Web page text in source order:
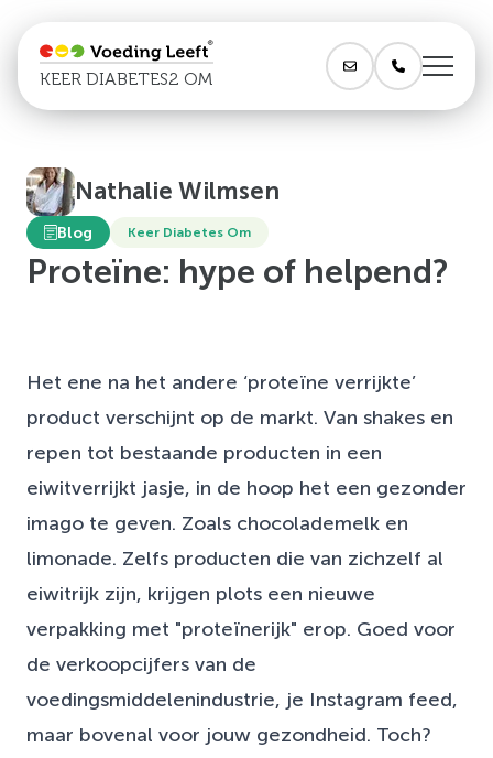
KEER DIABETES2 OM
Nathalie Wilmsen
Blog Keer Diabetes Om
Proteïne: hype of helpend?
Het ene na het andere ‘proteïne verrijkte’
product verschijnt op de markt. Van shakes en
repen tot bestaande producten in een
eiwitverrijkt jasje, in de hoop het een gezonder
imago te geven. Zoals chocolademelk en
limonade. Zelfs producten die van zichzelf al
eiwitrijk zijn, krijgen plots een nieuwe
verpakking met "proteïnerijk" erop. Goed voor
de verkoopcijfers van de
voedingsmiddelenindustrie, je Instagram feed,
maar bovenal voor jouw gezondheid. Toch?